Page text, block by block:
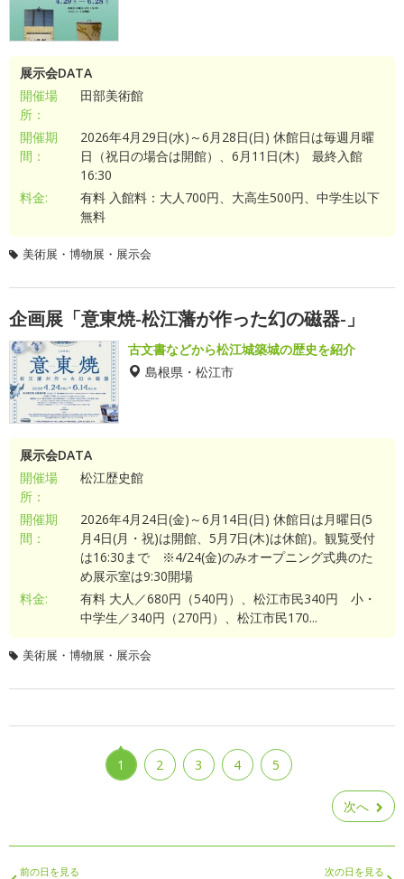
展示会DATA
開催場
所：
田部美術館
開催期
間：
2026年4月29日(水)～6月28日(日) 休館日は毎週月曜
日（祝日の場合は開館）、6月11日(木) 最終入館
16:30
料金:
有料 入館料：大人700円、大高生500円、中学生以下
無料
美術展・博物展・展示会
企画展「意東焼-松江藩が作った幻の磁器-」
古文書などから松江城築城の歴史を紹介
島根県・松江市
展示会DATA
開催場
所：
松江歴史館
開催期
間：
2026年4月24日(金)～6月14日(日) 休館日は月曜日(5
月4日(月・祝)は開館、5月7日(木)は休館)。観覧受付
は16:30まで ※4/24(金)のみオープニング式典のた
め展示室は9:30開場
料金:
有料 大人／680円（540円）、松江市民340円 小・
中学生／340円（270円）、松江市民170...
美術展・博物展・展示会
1 2 3 4 5
次へ
前の日を見る 次の日を見る